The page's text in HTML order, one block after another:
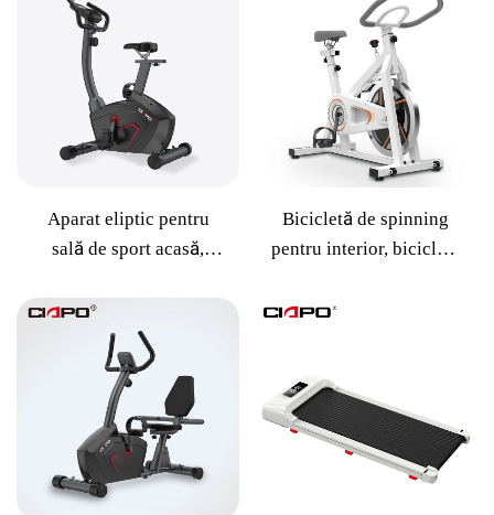
Aparat eliptic pentru
sală de sport acasă,
Walker, stepper
magnetic interior,
bicicletă de spinning
silențioasă
Bicicletă de spinning
pentru interior, bicicletă
antrenament pentru sală